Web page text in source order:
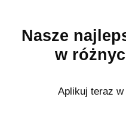
Nasze
w
Aplikuj teraz